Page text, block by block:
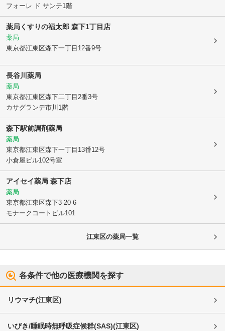
フォーレ ド サンテ1階
薬局くすりの福太郎 森下1丁目店
薬局
東京都江東区森下一丁目12番9号
長谷川薬局
薬局
東京都江東区森下二丁目2番3号
カサグランデ市川1階
森下駅前調剤薬局
薬局
東京都江東区森下一丁目13番12号
小倉屋ビル102号室
アイセイ薬局 森下店
薬局
東京都江東区森下3-20-6
モナークコートビル101
江東区の薬局一覧
各条件で他の医療機関を探す
リウマチ(江東区)
いびき/睡眠時無呼吸症候群(SAS)(江東区)